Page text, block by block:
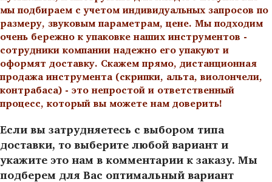
мы подбираем с учетом индивидуальных запросов по
размеру, звуковым параметрам, цене. Мы подходим
очень бережно к упаковке наших инструментов -
сотрудники компании надежно его упакуют и
оформят доставку. Скажем прямо, дистанционная
продажа инструмента (скрипки, альта, виолончели,
контрабаса) - это непростой и ответственный
процесс, который вы можете нам доверить!
Если вы затрудняетесь с выбором типа
доставки, то выберите любой вариант и
укажите это нам в комментарии к заказу. Мы
подберем для Вас оптимальный вариант